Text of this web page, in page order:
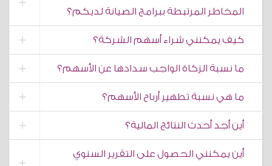
المخاطر المرتبطة ببرامج الصيانة لديكم؟
كيف يمكنني شراء أسهم الشركة؟
ما نسبة الزكاة الواجب سدادها عن الأسهم؟
ما هي نسبة تطهير أرباح الأسهم؟
أين أجد أحدث النتائج المالية؟
أين يمكنني الحصول على التقرير السنوي